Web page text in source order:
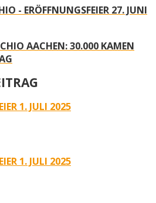
- ERÖFFNUNGSFEIER 27. JUNI
CHIO AACHEN: 30.000 KAMEN
1. JULI 2025
1. JULI 2025